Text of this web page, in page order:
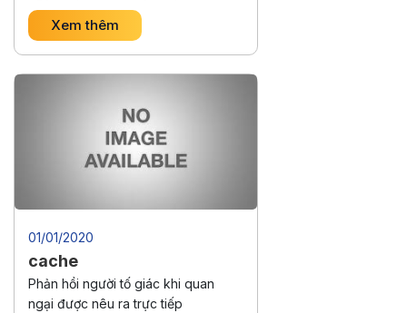
Xem thêm
01/01/2020
cache
Phản hồi người tố giác khi quan
ngại được nêu ra trực tiếp